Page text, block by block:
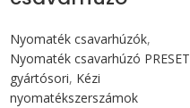
Nyomaték csavarhúzók,
Nyomaték csavarhúzó PRESET
gyártósori, Kézi
nyomatékszerszámok